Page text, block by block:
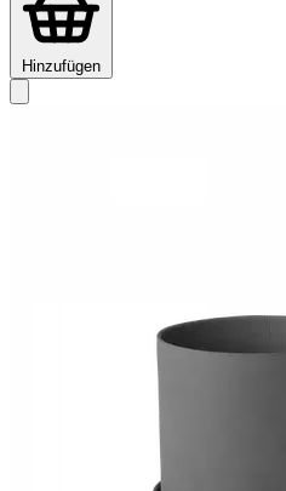
Hinzufügen